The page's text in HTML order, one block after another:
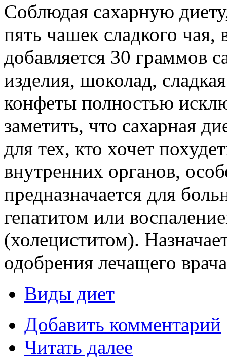
Соблюдая сахарную
пять чашек сладкого
добавляется 30 граммов
изделия, шоколад,
конфеты полностью
заметить, что сахарная
для тех, кто хочет
внутренних органов,
предназначается для
гепатитом или
(холециститом).
одобрения лечащего
Виды диет
Добавить комментарий
Читать далее